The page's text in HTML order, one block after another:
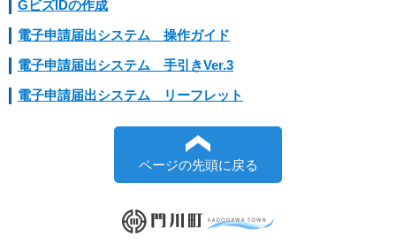
GビズIDの作成
電子申請届出システム 操作ガイド
電子申請届出システム 手引きVer.3
電子申請届出システム リーフレット
ページの先頭に戻る